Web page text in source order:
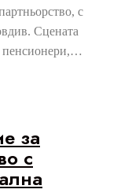
с
Сцената
пенсионери,…
за
с